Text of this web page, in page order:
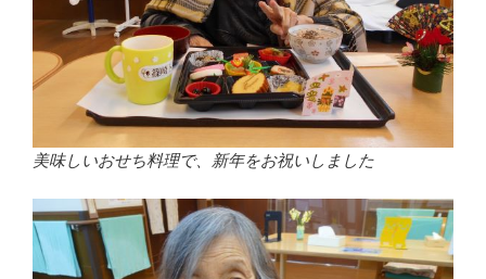
美味しいおせち料理で、新年をお祝いしました